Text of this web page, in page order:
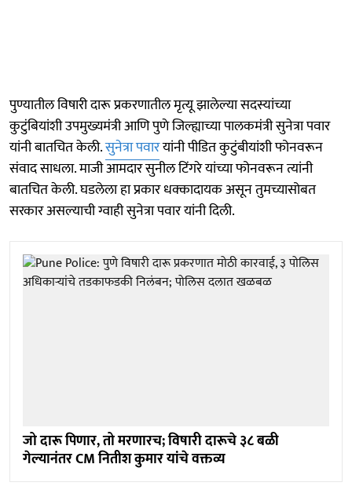
पुण्यातील विषारी दारू प्रकरणातील मृत्यू झालेल्या सदस्यांच्या
कुटुंबियांशी उपमुख्यमंत्री आणि पुणे जिल्ह्याच्या पालकमंत्री सुनेत्रा पवार
यांनी बातचित केली.सुनेत्रा पवारयांनी पीडित कुटुंबीयांशी फोनवरून
संवाद साधला. माजी आमदार सुनील टिंगरे यांच्या फोनवरून त्यांनी
बातचित केली. घडलेला हा प्रकार धक्कादायक असून तुमच्यासोबत
सरकार असल्याची ग्वाही सुनेत्रा पवार यांनी दिली.
जो दारू पिणार, तो मरणारच; विषारी दारूचे ३८ बळी
गेल्यानंतर CM नितीश कुमार यांचे वक्तव्य